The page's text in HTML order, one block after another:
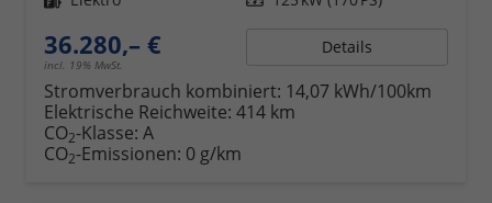
36.280,– €
incl. 19% MwSt.
Details
Stromverbrauch kombiniert: 14,07 kWh/100km
Elektrische Reichweite: 414 km
CO2-Klasse: A
CO2-Emissionen: 0 g/km